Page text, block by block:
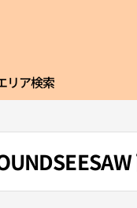
リア検索